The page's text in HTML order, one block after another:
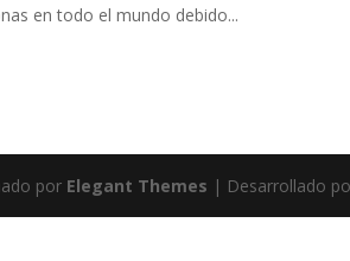
en todo el mundo debido...
por Elegant Themes | Desarrollado